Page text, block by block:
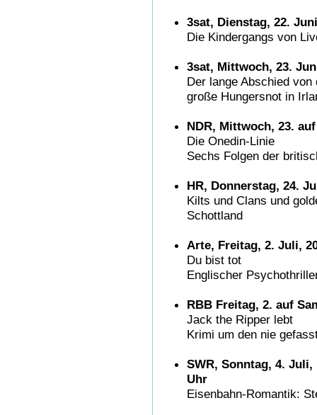
3sat, Dienstag, 22.
Die Kindergangs von
3sat, Mittwoch, 23.
Der lange Abschied
große Hungersnot in
NDR, Mittwoch, 23.
Die Onedin-Linie
Sechs Folgen der
HR, Donnerstag, 24.
Kilts und Clans und
Schottland
Arte, Freitag, 2. Juli,
Du bist tot
Englischer
RBB Freitag, 2. auf
Jack the Ripper lebt
Krimi um den nie
SWR, Sonntag, 4.
Uhr
Eisenbahn-Romantik: